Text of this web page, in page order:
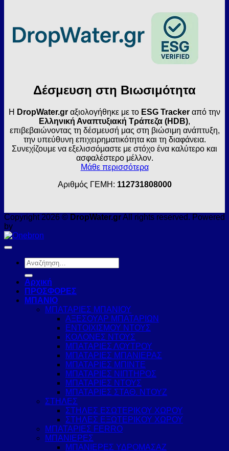
Δέσμευση στη Βιωσιμότητα
Η DropWater.gr αξιολογήθηκε με το ESG Tracker από την
Ελληνική Αναπτυξιακή Τράπεζα (HDB),
επιβεβαιώνοντας τη δέσμευσή μας στη βιώσιμη ανάπτυξη,
την υπεύθυνη επιχειρηματικότητα και τη διαφάνεια.
Συνεχίζουμε να εξελισσόμαστε με στόχο ένα καλύτερο και
ασφαλέστερο μέλλον.
Μάθε περισσότερα
Αριθμός ΓΕΜΗ: 112731808000
Copyright 2026 © DropWater.grAll rights reserved. Powered
by
Αναζήτηση
για:
Αρχική
ΠΡΟΣΦΟΡΕΣ
ΜΠΑΝΙΟ
ΜΠΑΤΑΡΙΕΣ ΜΠΑΝΙΟΥ
ΑΞΕΣΟΥΑΡ ΜΠΑΤΑΡΙΩΝ
ΕΝΤΟΙΧΙΣΜΟΥ ΝΤΟΥΣ
ΚΟΛΟΝΕΣ ΝΤΟΥΣ
ΜΠΑΤΑΡΙΕΣ ΛΟΥΤΡΟΥ
ΜΠΑΤΑΡΙΕΣ ΜΠΑΝΙΕΡΑΣ
ΜΠΑΤΑΡΙΕΣ ΜΠΙΝΤΕ
ΜΠΑΤΑΡΙΕΣ ΝΙΠΤΗΡΟΣ
ΜΠΑΤΑΡΙΕΣ ΝΤΟΥΣ
ΜΠΑΤΑΡΙΕΣ ΣΤΑΘ. ΝΤΟΥΖ
ΣΤΗΛΕΣ
ΣΤΗΛΕΣ ΕΣΩΤΕΡΙΚΟΥ ΧΩΡΟΥ
ΣΤΗΛΕΣ ΕΞΩΤΕΡΙΚΟΥ ΧΩΡΟΥ
ΜΠΑΤΑΡΙΕΣ FERRO
ΜΠΑΝΙΕΡΕΣ
ΜΠΑΝΙΕΡΕΣ ΥΔΡΟΜΑΣΑΖ